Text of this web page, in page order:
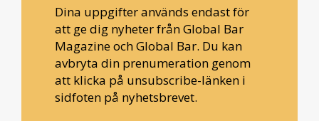
Dina uppgifter används endast för
att ge dig nyheter från Global Bar
Magazine och Global Bar. Du kan
avbryta din prenumeration genom
att klicka på unsubscribe-länken i
sidfoten på nyhetsbrevet.